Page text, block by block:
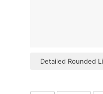
Detailed Rounded